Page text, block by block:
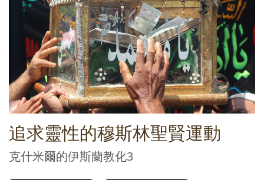
追求靈性的穆斯林聖賢運動
克什米爾的伊斯蘭教化3